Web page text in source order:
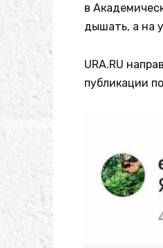
в
дышать, а на
URA.RU
публикации